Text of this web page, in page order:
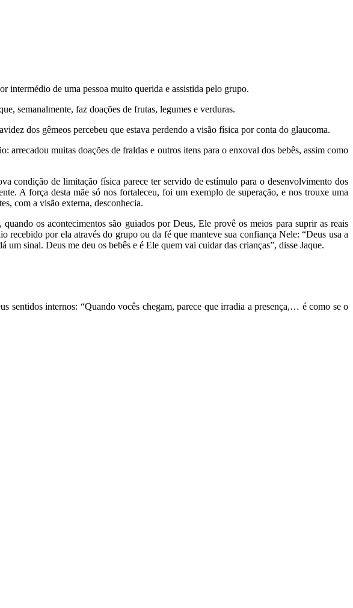
intermédio de uma pessoa muito querida e assistida pelo grupo.
semanalmente, faz doações de frutas, legumes e verduras.
dos gêmeos percebeu que estava perdendo a visão física por conta do glaucoma.
arrecadou muitas doações de fraldas e outros itens para o enxoval dos bebês, assim como
condição de limitação física parece ter servido de estímulo para o desenvolvimento dos
A força desta mãe só nos fortaleceu, foi um exemplo de superação, e nos trouxe uma
com a visão externa, desconhecia.
os acontecimentos são guiados por Deus, Ele provê os meios para suprir as reais
recebido por ela através do grupo ou da fé que manteve sua confiança Nele: “Deus usa a
sinal. Deus me deu os bebês e é Ele quem vai cuidar das crianças”, disse Jaque.
sentidos internos: “Quando vocês chegam, parece que irradia a presença,… é como se o